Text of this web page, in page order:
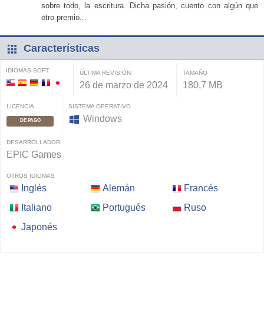
sobre todo, la escritura. Dicha pasión, cuento con algún que
otro premio...
Características
IDIOMAS SOFT ÚLTIMA REVISIÓN
26 de marzo de 2024
TAMAÑO
180,7 MB
LICENCIA
DE PAGO
SISTEMA OPERATIVO
Windows
DESARROLLADOR
EPIC Games
OTROS IDIOMAS
Inglés Alemán
Francés
Italiano
Portugués
Ruso
Japonés